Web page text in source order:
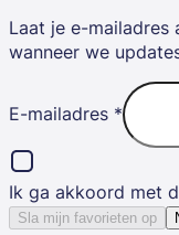
Laat je e-mailadres
wanneer we
E-mailadres *
Ik ga akkoord met
Sla mijn favorieten op